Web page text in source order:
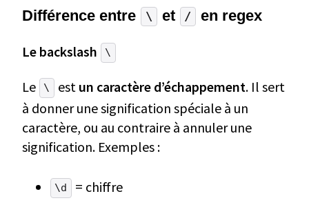
Différence entre \ et / en regex
Le backslash \
Le \ est un caractère d’échappement. Il sert
à donner une signification spéciale à un
caractère, ou au contraire à annuler une
signification. Exemples :
\d = chiffre